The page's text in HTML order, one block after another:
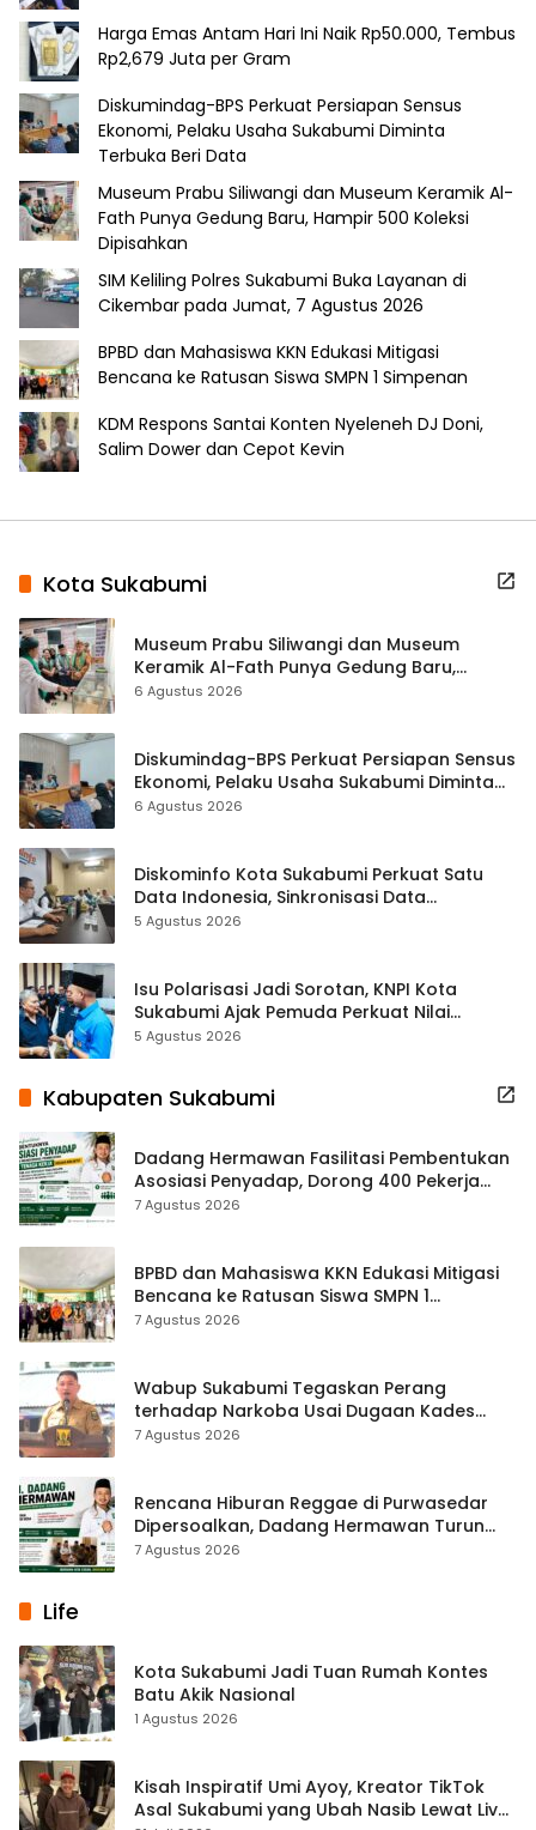
Harga Emas Antam Hari Ini Naik Rp50.000, Tembus
Rp2,679 Juta per Gram
Diskumindag-BPS Perkuat Persiapan Sensus
Ekonomi, Pelaku Usaha Sukabumi Diminta
Terbuka Beri Data
Museum Prabu Siliwangi dan Museum Keramik Al-
Fath Punya Gedung Baru, Hampir 500 Koleksi
Dipisahkan
SIM Keliling Polres Sukabumi Buka Layanan di
Cikembar pada Jumat, 7 Agustus 2026
BPBD dan Mahasiswa KKN Edukasi Mitigasi
Bencana ke Ratusan Siswa SMPN 1 Simpenan
KDM Respons Santai Konten Nyeleneh DJ Doni,
Salim Dower dan Cepot Kevin
Kota Sukabumi
Museum Prabu Siliwangi dan Museum
Keramik Al-Fath Punya Gedung Baru,
Hampir 500 Koleksi Dipisahkan
6 Agustus 2026
Diskumindag-BPS Perkuat Persiapan Sensus
Ekonomi, Pelaku Usaha Sukabumi Diminta
Terbuka Beri Data
6 Agustus 2026
Diskominfo Kota Sukabumi Perkuat Satu
Data Indonesia, Sinkronisasi Data
Kewilayahan Dikebut
5 Agustus 2026
Isu Polarisasi Jadi Sorotan, KNPI Kota
Sukabumi Ajak Pemuda Perkuat Nilai
Kebangsaan
5 Agustus 2026
Kabupaten Sukabumi
Dadang Hermawan Fasilitasi Pembentukan
Asosiasi Penyadap, Dorong 400 Pekerja
Dapat Perlindungan BPJS
7 Agustus 2026
BPBD dan Mahasiswa KKN Edukasi Mitigasi
Bencana ke Ratusan Siswa SMPN 1
Simpenan
7 Agustus 2026
Wabup Sukabumi Tegaskan Perang
terhadap Narkoba Usai Dugaan Kades
Terlibat
7 Agustus 2026
Rencana Hiburan Reggae di Purwasedar
Dipersoalkan, Dadang Hermawan Turun
Memfasilitasi Musyawarah
7 Agustus 2026
Life
Kota Sukabumi Jadi Tuan Rumah Kontes
Batu Akik Nasional
1 Agustus 2026
Kisah Inspiratif Umi Ayoy, Kreator TikTok
Asal Sukabumi yang Ubah Nasib Lewat Live